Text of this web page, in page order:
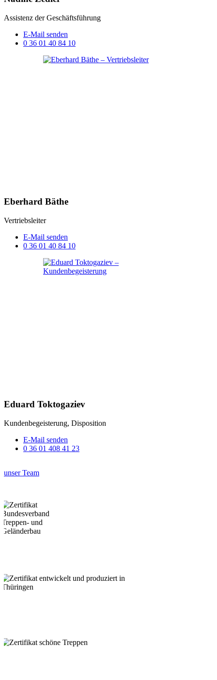
Assistenz der Geschäftsführung
E-Mail senden
0 36 01 40 84 10
Eberhard Bäthe
Vertriebsleiter
E-Mail senden
0 36 01 40 84 10
Eduard Toktogaziev
Kundenbegeisterung, Disposition
E-Mail senden
0 36 01 408 41 23
unser Team